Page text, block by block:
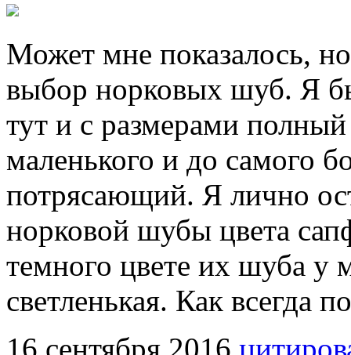
Может мне показалось,
выбор норковых шуб. Я
тут и с размерами
маленького и до самого
потрясающий. Я лично
норковой шубы цвета
темного цвете их шуба у
светленькая. Как всегда
16 сентября 2016